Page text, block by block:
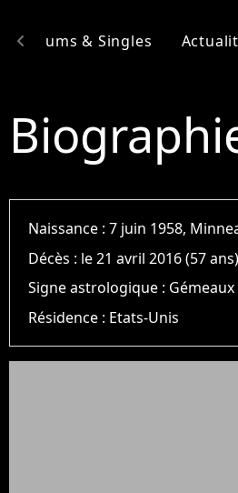
Albums & Singles
chevron_left
Naissance :7 juin 1958,
Décès : le 21 avril 2016 (57
Signe astrologique : Gémeaux
Résidence : Etats-Unis